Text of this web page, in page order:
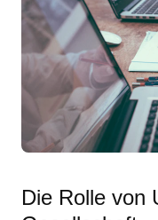
Die Rolle von